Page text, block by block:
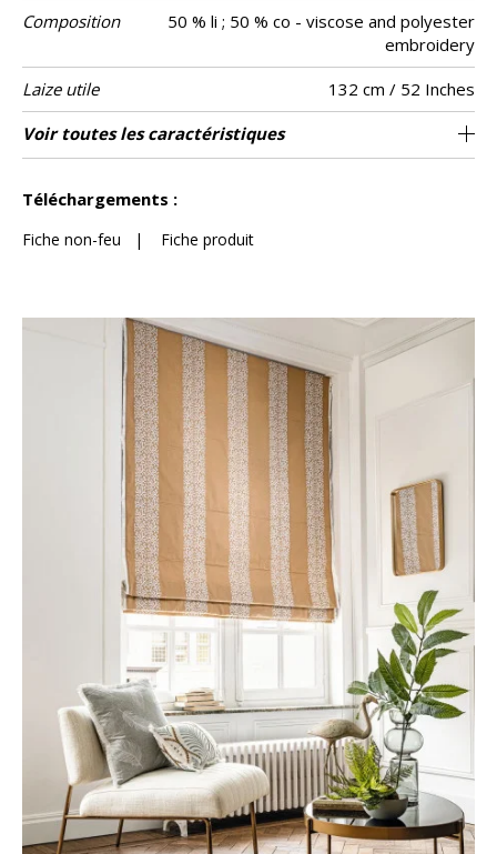
Composition
50 % li ; 50 % co - viscose and polyester
embroidery
Laize utile
132 cm / 52 Inches
Raccord
Raccord droit
Sens De large
Poids g/m² 245
Performance
Accoustique
aw - 0.15
Usage
Entretien
Pays d'origine Inde
Rapport
Horizontal
32 cm / 13 Inches
Rapport
Vertical
13 cm / 5 Inches
Caractéristiques
Outdoor
Voir toutes les caractéristiques
Téléchargements :
Fiche non-feu | Fiche produit